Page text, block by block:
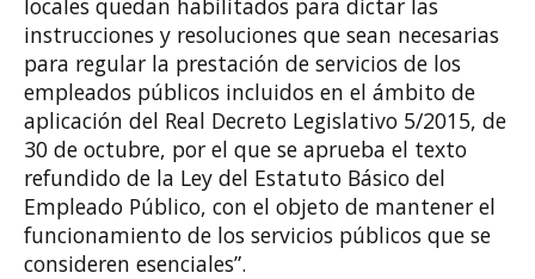
instrucciones y resoluciones que sean necesarias
para regular la prestación de servicios de los
empleados públicos incluidos en el ámbito de
aplicación del Real Decreto Legislativo 5/2015, de
30 de octubre, por el que se aprueba el texto
refundido de la Ley del Estatuto Básico del
Empleado Público, con el objeto de mantener el
funcionamiento de los servicios públicos que se
consideren esenciales”.